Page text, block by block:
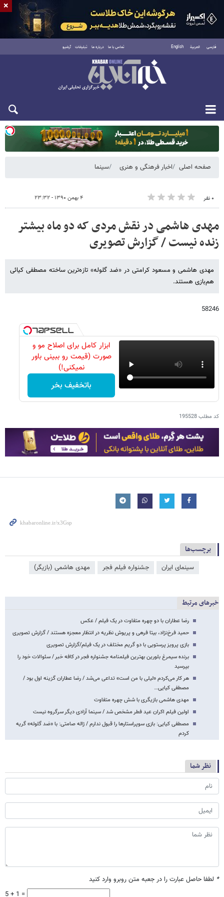
فارسی العربية English تماس با ما درباره ما تبلیغات آرشیو
دوشنبه ۱۹ مرداد ۱۴۰۵
صفحه اصلی اخبار فرهنگی و هنری سینما
۰ نفر ۴ بهمن ۱۳۹۰ - ۲۳:۳۲
مهدی هاشمی در نقش مردی که دو ماه بیشتر
زنده نیست / گزارش تصویری
مهدی هاشمی و مسعود کرامتی در «ضد گلوله» تازه‌ترین ساخته مصطفی کیائی
هم‌بازی هستند.
58246
ابزار کامل برای اصلاح مو و
صورت (قیمت رو ببینی باور
نمیکنی!)
باتخفیف بخر
کد مطلب195528
برچسب‌ها
سینمای ایران جشنواره فیلم فجر مهدی هاشمی (بازیگر)
خبرهای مرتبط
رضا عطاران با دو چهره متفاوت در یک فیلم / عکس
حمید فرخ‌نژاد، بیتا فرهی و پریوش نظریه در انتظار معجزه هستند / گزارش تصویری
بازی پرویز پرستویی با دو گریم مختلف در یک فیلم/گزارش تصویری
برنده سیمرغ بلورین بهترین فیلمنامه جشنواره فجر در کافه خبر / سئوالات خود را
بپرسید
هر کار می‌کردم «لیلی با من است» تداعی می‌شد / رضا عطاران گزینه اول بود /
مصطفی کیایی…
مهدی هاشمی بازیگری با شش چهره متفاوت
اولین فیلم اکران عید فطر مشخص شد / سینما آزادی دیگر سرگروه نیست
مصطفی کیایی: بازی سوپراستارها را قبول ندارم / ژاله صامتی: با «ضد گلوله» گریه
کردم
نظر شما
* لطفا حاصل عبارت را در جعبه متن روبرو وارد کنید
5 + 1 =
×